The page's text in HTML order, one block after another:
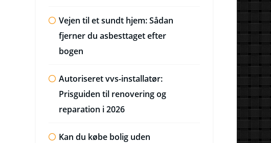
Vejen til et sundt hjem: Sådan
fjerner du asbesttaget efter
bogen
Autoriseret vvs-installatør:
Prisguiden til renovering og
reparation i 2026
Kan du købe bolig uden